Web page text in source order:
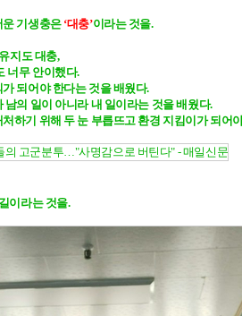
운 기생충은 ‘대충’이라는 것을.
지도 대충,
너무 안이했다.
되어야 한다는 것을 배웠다.
남의 일이 아니라 내 일이라는 것을 배웠다.
하기 위해 두 눈 부릅뜨고 환경 지킴이가 되어
이라는 것을.